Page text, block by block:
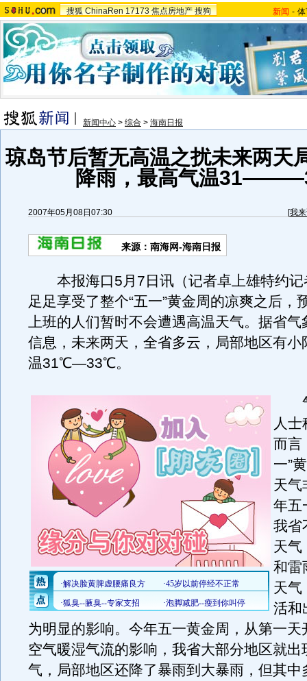
搜狐 ChinaRen 17173 焦点房地产 搜狗 新闻 -
新闻中心 > 综合 > 海南日报
琼岛节后暂无高温之扰未来两天
降雨，最高气温
2007年05月08日07:30 [我
来源：南海网-海南日报
本报海口5月7日讯（记者卓上雄特约记
足足享受了整个“五一”黄金周的凉爽之后，
上班的人们暂时不会遭遇高温天气。据省气
信息，未来两天，全省多云，局部地区有小
温31℃—33℃。
气
人
而言
一”
天气
年五
我省
天气
和雷
天气
活和
为明显的影响。今年五一黄金周，从第一天
空气暖湿气流的影响，我省大部分地区就出
气，局部地区还降了暴雨到大暴雨，但其中